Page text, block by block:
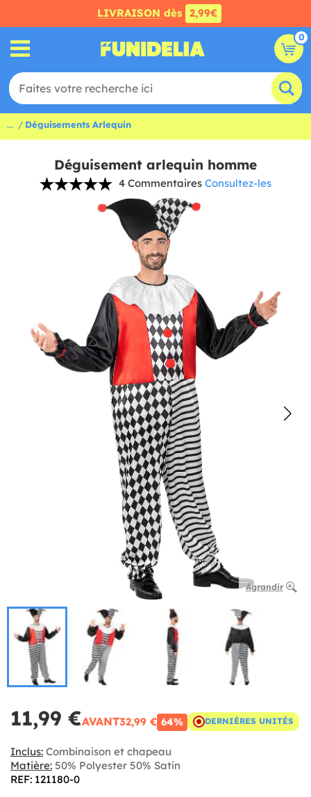
LIVRAISON dès 2,99€
0
... Déguisements Arlequin
Déguisement arlequin homme
4 Commentaires Consultez-les
Agrandir
11,99 €AVANT32,99 € 64% DERNIÈRES UNITÉS
Inclus: Combinaison et chapeau
Matière: 50% Polyester 50% Satin
REF: 121180-0